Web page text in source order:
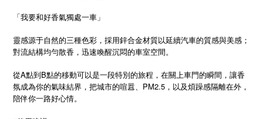
「我要和好香氣獨處一車」
靈感源于自然的三種色彩，採用鋅合金材質以延續汽車的質感與美感；
對流結構均勻散香，迅速喚醒沉悶的車室空間。
從A點到B點的移動可以是一段特別的旅程，在關上車門的瞬間，讓香
氛成為你的氣味結界，把城市的喧囂、PM2.5，以及煩躁感隔離在外，
陪伴你一路好心情。